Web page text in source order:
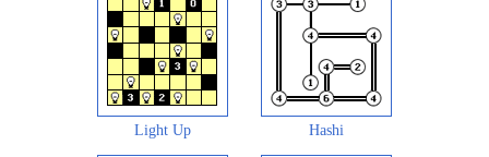
Light Up Hashi